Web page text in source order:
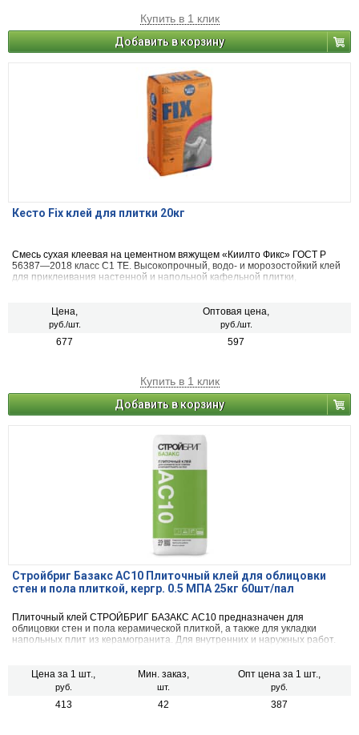
Купить в 1 клик
Добавить в корзину
Кесто Fix клей для плитки 20кг
Смесь сухая клеевая на цементном вяжущем «Киилто Фикс» ГОСТ Р
56387―2018 класс С1 TE. Высокопрочный, водо- и морозостойкий клей
для приклеивания настенной и напольной кафельной плитки,
штукатурки и стяжки, бетон, пено- и газобетон, кирпич, гипсокартон.
Может быть использован для приклеивания плитки на поверхности,
монтажа плит и блоков из ячеистого бетона, а также в системах полов с
Цена,
руб./шт.
Оптовая цена,
руб./шт.
677 597
Купить в 1 клик
Добавить в корзину
Стройбриг Базакс АС10 Плиточный клей для облицовки
стен и пола плиткой, кергр. 0.5 МПА 25кг 60шт/пал
Плиточный клей СТРОЙБРИГ БАЗАКС АС10 предназначен для
облицовки стен и пола керамической плиткой, а также для укладки
напольных плит из керамогранита. Для внутренних и наружных работ.
Цена за 1 шт.,
руб.
Мин. заказ,
шт.
Опт цена за 1 шт.,
руб.
413 42 387